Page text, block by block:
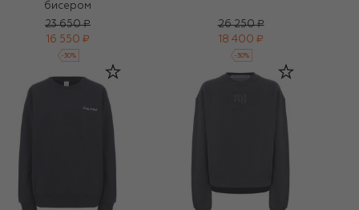
бисером
23 650 ₽
16 550 ₽
-30%
26 250 ₽
18 400 ₽
-30%